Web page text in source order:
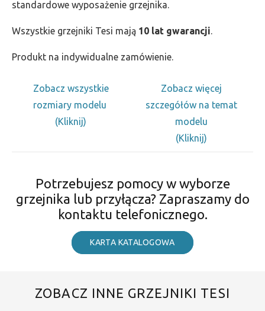
standardowe wyposażenie grzejnika.
Wszystkie grzejniki Tesi mają 10 lat gwarancji.
Produkt na indywidualne zamówienie.
Zobacz wszystkie
rozmiary modelu
(Kliknij)
Zobacz więcej
szczegółów na temat
modelu
(Kliknij)
Potrzebujesz pomocy w wyborze
grzejnika lub przyłącza? Zapraszamy do
kontaktu telefonicznego.
KARTA KATALOGOWA
ZOBACZ INNE GRZEJNIKI TESI